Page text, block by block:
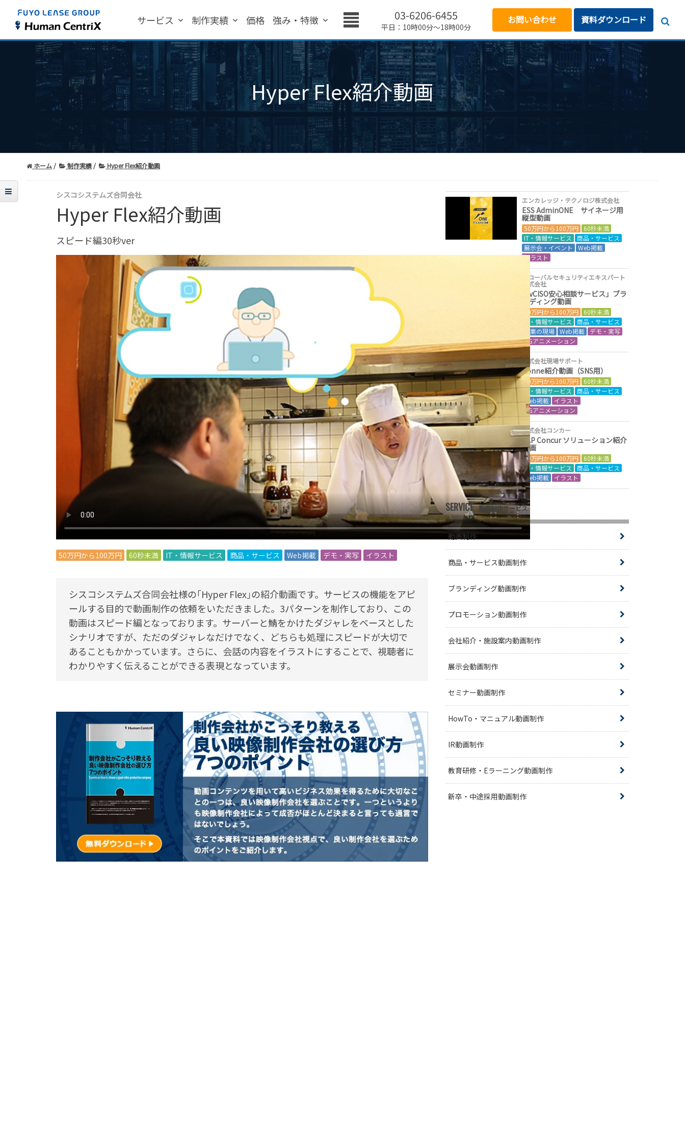
サービス 制作実績 価格 強み・特徴 03-6206-6455
平日：10時00分～18時00分
お問い合わせ 資料ダウンロード
Hyper Flex紹介動画
ホーム 制作実績 Hyper Flex紹介動画
シスコシステムズ合同会社
Hyper Flex紹介動画
スピード編30秒ver
50万円から100万円 60秒未満 IT・情報サービス 商品・サービス Web掲載 デモ・実写 イラスト
シスコシステムズ合同会社様の｢Hyper Flex｣の紹介動画です。サービスの機能をアピ
ールする目的で動画制作の依頼をいただきました。3パターンを制作しており、この
動画はスピード編となっております。サーバーと鯖をかけたダジャレをベースとした
シナリオですが、ただのダジャレなだけでなく、どちらも処理にスピードが大切で
あることもかかっています。さらに、会話の内容をイラストにすることで、視聴者に
わかりやすく伝えることができる表現となっています。
エンカレッジ・テクノロジ株式会社
ESS AdminONE サイネージ用
縦型動画
50万円から100万円
60秒未満
IT・情報サービス
商品・サービス
展示会・イベント
Web掲載
イラスト
グローバルセキュリティエキスパート
株式会社
「vCISO安心相談サービス」ブラ
ンディング動画
50万円から100万円
60秒未満
IT・情報サービス
商品・サービス
営業の現場 Web掲載
デモ・実写
CGアニメーション
株式会社現場サポート
Conne紹介動画（SNS用）
50万円から100万円
60秒未満
IT・情報サービス
商品・サービス
Web掲載
イラスト
CGアニメーション
株式会社コンカー
SAP Concur ソリューション紹介
動画
50万円から100万円
60秒未満
IT・情報サービス
商品・サービス
Web掲載
イラスト
SERVICE 動画制作サービス
動画制作
商品・サービス動画制作
ブランディング動画制作
プロモーション動画制作
会社紹介・施設案内動画制作
展示会動画制作
セミナー動画制作
HowTo・マニュアル動画制作
IR動画制作
教育研修・Eラーニング動画制作
新卒・中途採用動画制作